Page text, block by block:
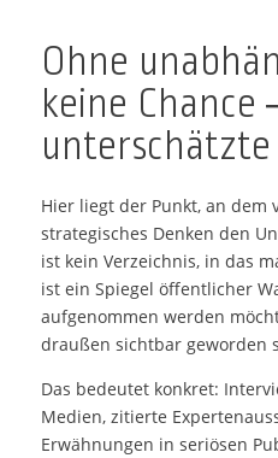
Ohne
keine Chance
unterschätzte
Hier liegt der Punkt, an dem
strategisches Denken den
ist kein Verzeichnis, in das
ist ein Spiegel öffentlicher
aufgenommen werden
draußen sichtbar geworden
Das bedeutet konkret:
Medien, zitierte
Erwähnungen in seriösen